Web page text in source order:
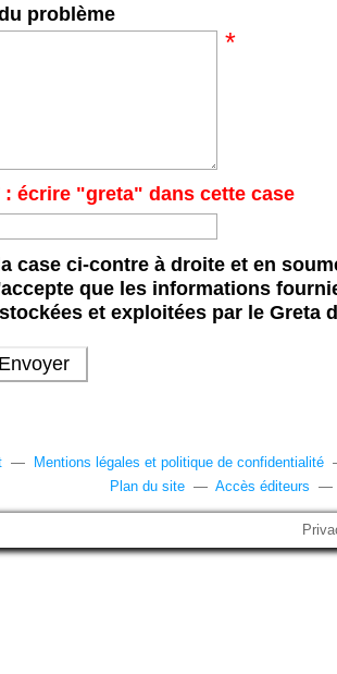
problème
*
: écrire "greta" dans cette case
case ci-contre à droite et en
que les informations
et exploitées par le Greta
— Mentions légales et politique de confidentialité
Plan du site — Accès éditeurs